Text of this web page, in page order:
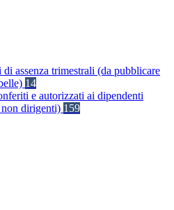
di assenza trimestrali (da pubblicare
14
e autorizzati ai dipendenti
dirigenti) 159